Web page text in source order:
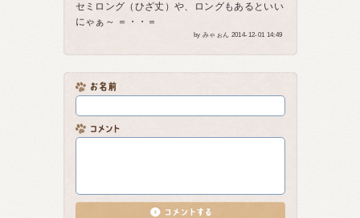
セミロング（ひざ丈）や、ロングもあるといい
にゃぁ～ ＝・・＝
by みゃぉん 2014-12-01 14:49